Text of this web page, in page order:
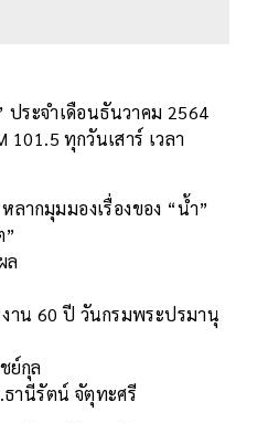
ระจำเดือนธันวาคม 2564
101.5 ทุกวันเสาร์ เวลา
ลากมุมมองเรื่องของ “น้ำ”
ล
าน 60 ปี วันกรมพระปรมานุ
ย์กุล
ธานีรัตน์ จัตุทะศรี